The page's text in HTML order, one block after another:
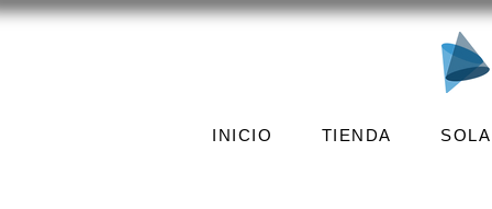
INICIO TIENDA